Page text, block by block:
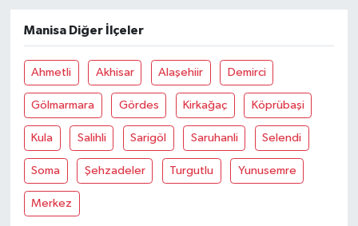
Manisa Diğer İlçeler
Ahmetli Akhisar Alaşehiir Demirci
Gölmarmara Gördes Kirkağaç Köprübaşi
Kula Salihli Sarigöl Saruhanli Selendi
Soma Şehzadeler Turgutlu Yunusemre
Merkez